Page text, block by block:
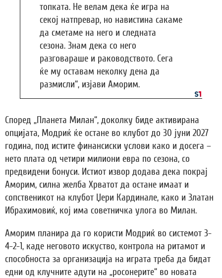
топката. Не велам дека ќе игра на
секој натпревар, но навистина сакаме
да сметаме на него и следната
сезона. Знам дека со него
разговараше и раководството. Сега
ќе му оставам неколку дена да
размисли“, изјави Аморим.
Според „Планета Милан“, доколку биде активирана
опцијата, Модриќ ќе остане во клубот до 30 јуни 2027
година, под истите финансиски услови како и досега –
нето плата од четири милиони евра по сезона, со
предвидени бонуси. Истиот извор додава дека покрај
Аморим, силна желба Хрватот да остане имаат и
сопственикот на клубот Џери Кардинале, како и Златан
Ибрахимовиќ, кој има советничка улога во Милан.
Аморим планира да го користи Модриќ во системот 3-
4-2-1, каде неговото искуство, контрола на ритамот и
способноста за организација на играта треба да бидат
едни од клучните адути на „росонерите“ во новата